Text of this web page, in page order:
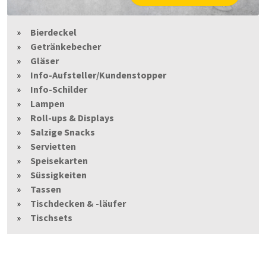
Bierdeckel
Getränkebecher
Gläser
Info-Aufsteller/Kundenstopper
Info-Schilder
Lampen
Roll-ups & Displays
Salzige Snacks
Servietten
Speisekarten
Süssigkeiten
Tassen
Tischdecken & -läufer
Tischsets